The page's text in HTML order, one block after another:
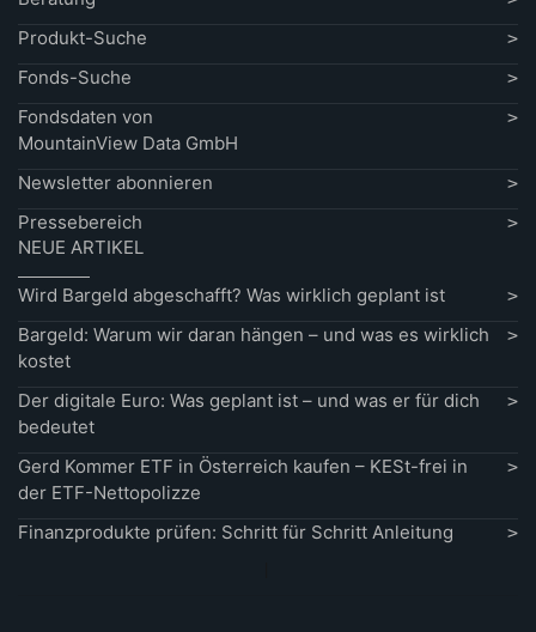
Produkt-Suche
Fonds-Suche
Fondsdaten von
MountainView Data GmbH
Newsletter abonnieren
Pressebereich
NEUE ARTIKEL
Wird Bargeld abgeschafft? Was wirklich geplant ist
Bargeld: Warum wir daran hängen – und was es wirklich
kostet
Der digitale Euro: Was geplant ist – und was er für dich
bedeutet
Gerd Kommer ETF in Österreich kaufen – KESt-frei in
der ETF-Nettopolizze
Finanzprodukte prüfen: Schritt für Schritt Anleitung